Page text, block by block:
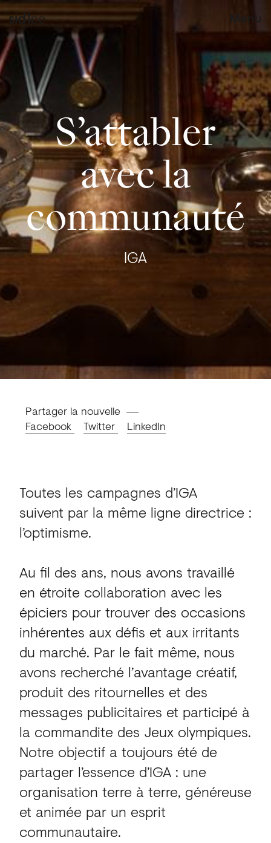
Menu
S’attabler
avec la
communauté
IGA
Partager la nouvelle
Facebook
Twitter LinkedIn
Toutes les campagnes d’IGA
suivent par la même ligne directrice :
l’optimisme.
Au fil des ans, nous avons travaillé
en étroite collaboration avec les
épiciers pour trouver des occasions
inhérentes aux défis et aux irritants
du marché. Par le fait même, nous
avons recherché l’avantage créatif,
produit des ritournelles et des
messages publicitaires et participé à
la commandite des Jeux olympiques.
Notre objectif a toujours été de
partager l’essence d’IGA : une
organisation terre à terre, généreuse
et animée par un esprit
communautaire.